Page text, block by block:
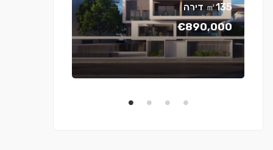
דירה ㎡135
€890,000